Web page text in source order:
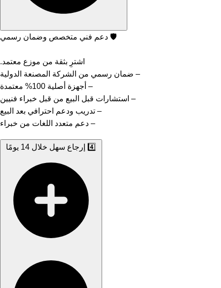
🛡️️ دعم فني متخصص وضمان رسمي
اشترِ بثقة من موزع معتمد.
– ضمان رسمي من الشركة المصنعة الدولية
– أجهزة أصلية 100% معتمدة
– استشارات قبل البيع من قبل خبراء فنيين
– تدريب ودعم احترافي بعد البيع
– دعم متعدد اللغات من خبراء
4️⃣ إرجاع سهل خلال 14 يومًا